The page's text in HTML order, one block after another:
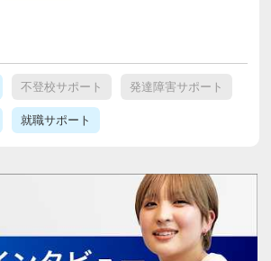
不登校サポート 発達障害サポート
就職サポート